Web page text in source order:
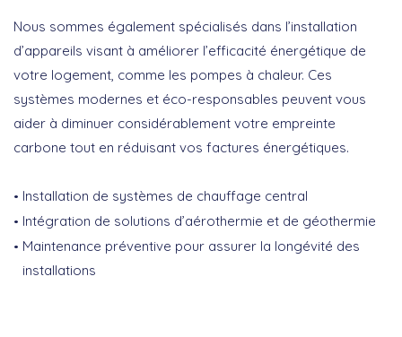
Nous sommes également spécialisés dans l’installation
d’appareils visant à améliorer l’efficacité énergétique de
votre logement, comme les pompes à chaleur. Ces
systèmes modernes et éco-responsables peuvent vous
aider à diminuer considérablement votre empreinte
carbone tout en réduisant vos factures énergétiques.
Installation de systèmes de chauffage central
Intégration de solutions d’aérothermie et de géothermie
Maintenance préventive pour assurer la longévité des
installations